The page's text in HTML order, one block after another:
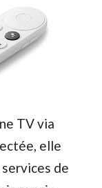
TV via
elle
de